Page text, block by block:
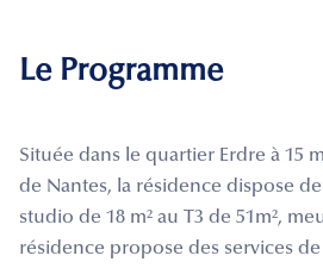
Le Programme
Située dans le quartier Erdre à 15
de Nantes, la résidence dispose
studio de 18 m² au T3 de 51m²,
résidence propose des services